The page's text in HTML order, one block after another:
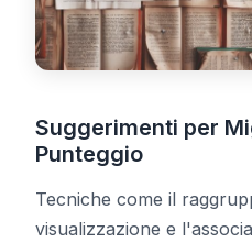
Suggerimenti per
Punteggio
Tecniche come il
visualizzazione e